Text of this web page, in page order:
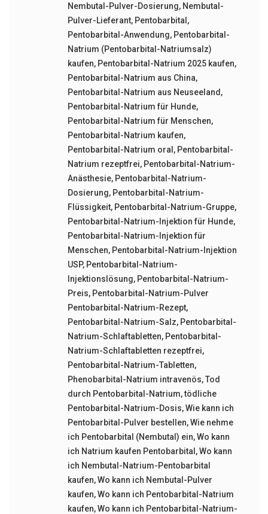
Nembutal-Pulver-Dosierung, Nembutal-
Pulver-Lieferant, Pentobarbital ,
Pentobarbital-Anwendung, Pentobarbital-
Natrium (Pentobarbital-Natriumsalz)
kaufen, Pentobarbital-Natrium 2025 kaufen,
Pentobarbital-Natrium aus China,
Pentobarbital-Natrium aus Neuseeland ,
Pentobarbital-Natrium für Hunde,
Pentobarbital-Natrium für Menschen,
Pentobarbital-Natrium kaufen,
Pentobarbital-Natrium oral , Pentobarbital-
Natrium rezeptfrei, Pentobarbital-Natrium-
Anästhesie, Pentobarbital-Natrium-
Dosierung, Pentobarbital-Natrium-
Flüssigkeit, Pentobarbital-Natrium-Gruppe,
Pentobarbital-Natrium-Injektion für Hunde,
Pentobarbital-Natrium-Injektion für
Menschen, Pentobarbital-Natrium-Injektion
USP, Pentobarbital-Natrium-
Injektionslösung, Pentobarbital-Natrium-
Preis, Pentobarbital-Natrium-Pulver
Pentobarbital-Natrium-Rezept,
Pentobarbital-Natrium-Salz, Pentobarbital-
Natrium-Schlaftabletten, Pentobarbital-
Natrium-Schlaftabletten rezeptfrei,
Pentobarbital-Natrium-Tabletten,
Phenobarbital-Natrium intravenös,Tod
durch Pentobarbital-Natrium,tödliche
Pentobarbital-Natrium-Dosis,Wie kann ich
Pentobarbital-Pulver bestellen,Wie nehme
ich Pentobarbital (Nembutal) ein,Wo kann
ich Natrium kaufen Pentobarbital ,Wo kann
ich Nembutal-Natrium-Pentobarbital
kaufen,Wo kann ich Nembutal-Pulver
kaufen,Wo kann ich Pentobarbital-Natrium
kaufen,Wo kann ich Pentobarbital-Natrium-